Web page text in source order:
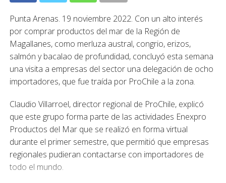
Punta Arenas. 19 noviembre 2022. Con un alto interés
por comprar productos del mar de la Región de
Magallanes, como merluza austral, congrio, erizos,
salmón y bacalao de profundidad, concluyó esta semana
una visita a empresas del sector una delegación de ocho
importadores, que fue traída por ProChile a la zona.
Claudio Villarroel, director regional de ProChile, explicó
que este grupo forma parte de las actividades Enexpro
Productos del Mar que se realizó en forma virtual
durante el primer semestre, que permitió que empresas
regionales pudieran contactarse con importadores de
todo el mundo.